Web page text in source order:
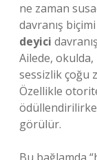
ne zaman
davranış
deyici
Ailede,
sessizlik çoğu
Özellikle
görülür.